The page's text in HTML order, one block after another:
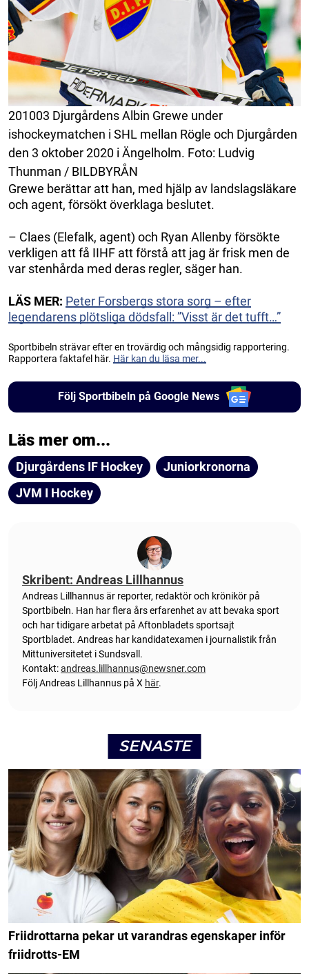
201003 Djurgårdens Albin Grewe under
ishockeymatchen i SHL mellan Rögle och Djurgården
den 3 oktober 2020 i Ängelholm. Foto: Ludvig
Thunman / BILDBYRÅN
Grewe berättar att han, med hjälp av landslagsläkare
och agent, försökt överklaga beslutet.
– Claes (Elefalk, agent) och Ryan Allenby försökte
verkligen att få IIHF att förstå att jag är frisk men de
var stenhårda med deras regler, säger han.
LÄS MER: Peter Forsbergs stora sorg – efter
legendarens plötsliga dödsfall: ”Visst är det tufft…”
Sportbibeln strävar efter en trovärdig och mångsidig rapportering.
Rapportera faktafel här. Här kan du läsa mer...
Följ Sportbibeln på Google News
Läs mer om...
Djurgårdens IF Hockey
Juniorkronorna
JVM I Hockey
Skribent: Andreas Lillhannus
Andreas Lillhannus är reporter, redaktör och krönikör på
Sportbibeln. Han har flera års erfarenhet av att bevaka sport
och har tidigare arbetat på Aftonbladets sportsajt
Sportbladet. Andreas har kandidatexamen i journalistik från
Mittuniversitetet i Sundsvall.
Kontakt:andreas.lillhannus@newsner.com
Följ Andreas Lillhannus på X här.
SENASTE
Friidrottarna pekar ut varandras egenskaper inför
friidrotts-EM